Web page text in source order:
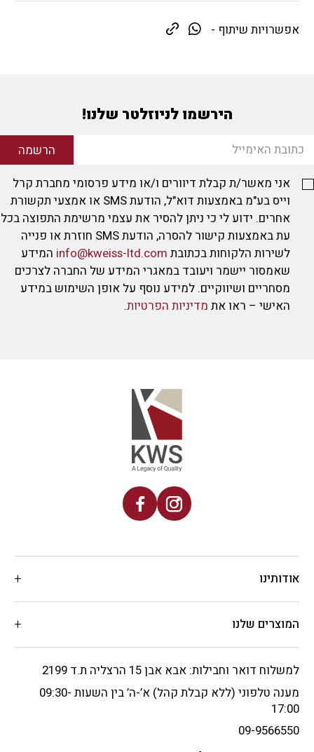
אפשרויות שיתוף -
הירשמו לניוזלטר שלנו!
הרשמה
אני מאשר/ת קבלת דיוורים ו/או מידע פרסומי מחברת קרל
וייס בע"מ באמצעות דוא"ל, הודעת SMS או אמצעי תקשורת
אחרים. ידוע לי כי ניתן להסיר את עצמי מרשימת התפוצה בכל
עת באמצעות קישור להסרה, הודעת SMS חוזרת או פנייה
לשירות הלקוחות בכתובת info@kweiss-ltd.com המידע
שאמסור יישמר ויעובד במאגרי המידע של החברה לצרכים
מסחריים ושיווקיים. למידע נוסף על אופן השימוש במידע
האישי – ראו את מדיניות הפרטיות.
אודותינו
המוצרים שלנו
למשלוח דואר וחבילות: אבא אבן 15 הרצליה ת.ד 2199
מענה טלפוני (ללא קבלת קהל) א’-ה’ בין השעות 09:30-
17:00
09-9566550